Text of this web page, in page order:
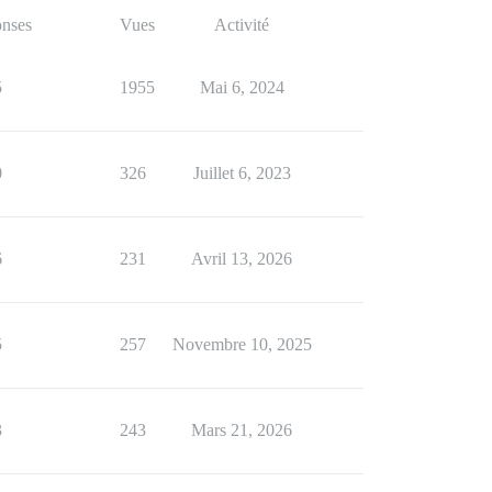
Vues Activité
1955 Mai 6, 2024
326 Juillet 6, 2023
231 Avril 13, 2026
257 Novembre 10, 2025
243 Mars 21, 2026